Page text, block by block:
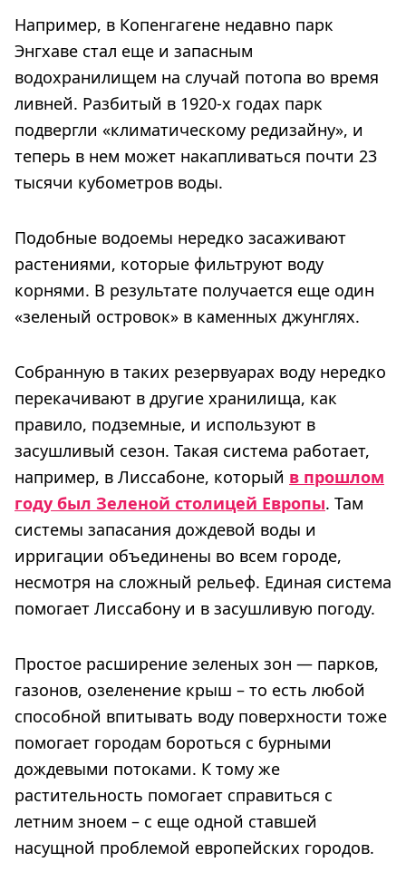
Например, в Копенгагене недавно парк
Энгхаве стал еще и запасным
водохранилищем на случай потопа во время
ливней. Разбитый в 1920-х годах парк
подвергли «климатическому редизайну», и
теперь в нем может накапливаться почти 23
тысячи кубометров воды.
Подобные водоемы нередко засаживают
растениями, которые фильтруют воду
корнями. В результате получается еще один
«зеленый островок» в каменных джунглях.
Собранную в таких резервуарах воду нередко
перекачивают в другие хранилища, как
правило, подземные, и используют в
засушливый сезон. Такая система работает,
например, в Лиссабоне, который в прошлом
году был Зеленой столицей Европы. Там
системы запасания дождевой воды и
ирригации объединены во всем городе,
несмотря на сложный рельеф. Единая система
помогает Лиссабону и в засушливую погоду.
Простое расширение зеленых зон — парков,
газонов, озеленение крыш – то есть любой
способной впитывать воду поверхности тоже
помогает городам бороться с бурными
дождевыми потоками. К тому же
растительность помогает справиться с
летним зноем – с еще одной ставшей
насущной проблемой европейских городов.